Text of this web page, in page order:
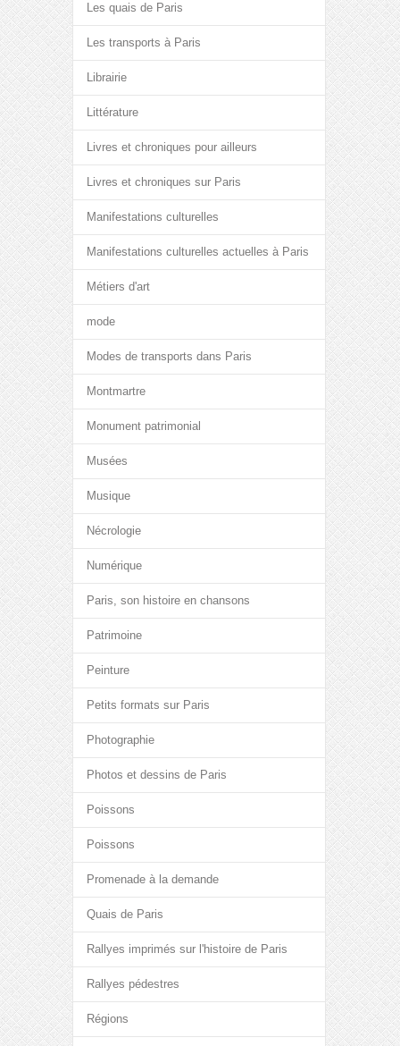
Les quais de Paris
Les transports à Paris
Librairie
Littérature
Livres et chroniques pour ailleurs
Livres et chroniques sur Paris
Manifestations culturelles
Manifestations culturelles actuelles à Paris
Métiers d'art
mode
Modes de transports dans Paris
Montmartre
Monument patrimonial
Musées
Musique
Nécrologie
Numérique
Paris, son histoire en chansons
Patrimoine
Peinture
Petits formats sur Paris
Photographie
Photos et dessins de Paris
Poissons
Poissons
Promenade à la demande
Quais de Paris
Rallyes imprimés sur l'histoire de Paris
Rallyes pédestres
Régions